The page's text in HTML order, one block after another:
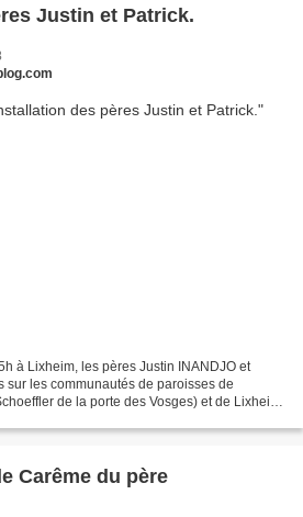
Justin et Patrick.
à Lixheim, les pères Justin INANDJO et
sur les communautés de paroisses de
de la porte des Vosges) et de Lixheim
Carême du père